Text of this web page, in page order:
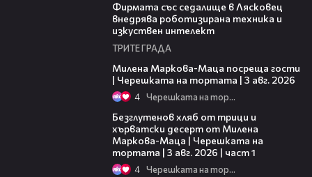
Фирмата със седалище в Лясковец
внедрява роботизирана техника и
изкуствен интелект
ТРИТЕ ГРАДА
Милена Маркова-Маца посреща гости
| Черешката на тортата | 3 авг. 2026
4 Черешката на тортата
Безглутенов хляб от трици и
хърватски десерт от Милена
Маркова-Маца | Черешката на
тортата | 3 авг. 2026 | част 1
4 Черешката на тортата